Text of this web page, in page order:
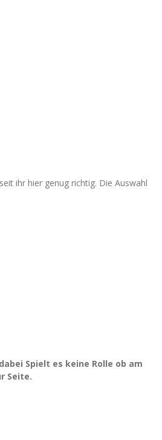
ihr hier genug richtig. Die Auswahl
Spielt es keine Rolle ob am
Seite.